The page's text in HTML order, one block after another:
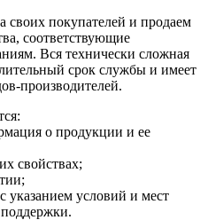
своих покупателей и продаем
соответствующие
Вся технически сложная
срок службы и имеет
производителей.
о продукции и ее
свойствах;
указанием условий и мест